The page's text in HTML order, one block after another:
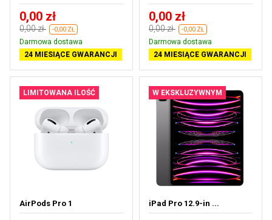
0,00 zł
0,00 zł -0,00 ZŁ
Darmowa dostawa
24 MIESIĄCE GWARANCJI
0,00 zł
0,00 zł -0,00 ZŁ
Darmowa dostawa
24 MIESIĄCE GWARANCJI
LIMITOWANA ILOŚĆ
AirPods Pro 1
W EKSKLUZYWNYM
iPad Pro 12.9-in ...